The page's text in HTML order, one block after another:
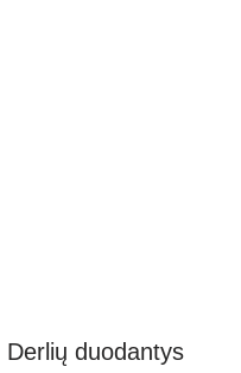
Derlių duodantys